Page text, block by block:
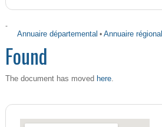
-
Annuaire départemental •Annuaire régional
Found
The document has moved here.